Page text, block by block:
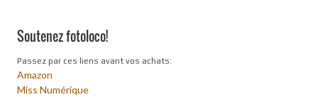
Soutenez fotoloco!
Passez par ces liens avant vos achats:
Amazon
Miss Numérique